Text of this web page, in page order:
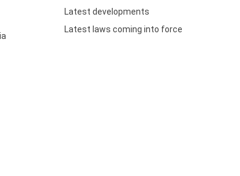
Latest developments
Latest laws coming into force